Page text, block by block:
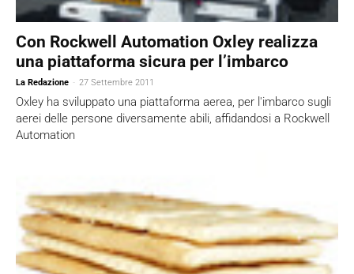
Con Rockwell Automation Oxley realizza
una piattaforma sicura per l’imbarco
La Redazione - 27 Settembre 2011
Oxley ha sviluppato una piattaforma aerea, per l'imbarco sugli
aerei delle persone diversamente abili, affidandosi a Rockwell
Automation